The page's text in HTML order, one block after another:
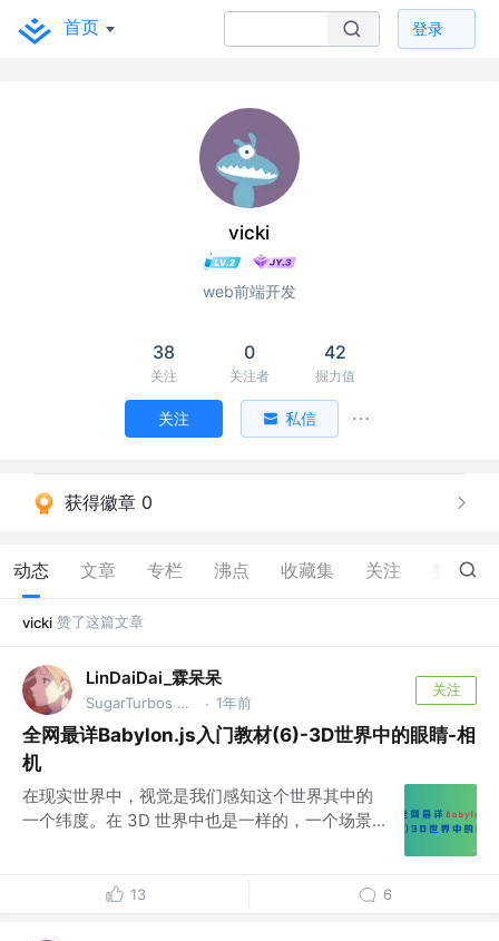
首页 登录
vicki
web前端开发
38
关注
0
关注者
42
掘力值
关注 私信
获得徽章 0
动态 文章 专栏 沸点 收藏集 关注 76
vicki 赞了这篇文章
LinDaiDai_霖呆呆
SugarTurbos Club 成员 · 1年前
关注
全网最详Babylon.js入门教材(6)-3D世界中的眼睛-相
机
在现实世界中，视觉是我们感知这个世界其中的
一个纬度。在 3D 世界中也是一样的，一个场景...
13 6